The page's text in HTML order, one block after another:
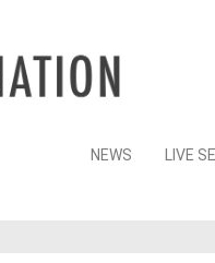
Skip
NEWS LIVE